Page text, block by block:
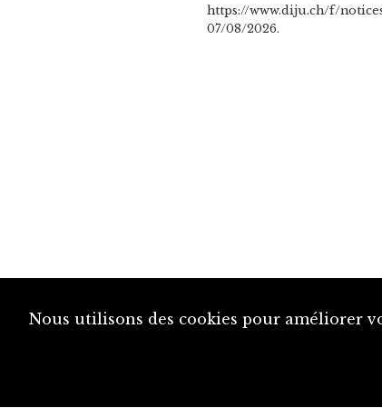
https://www.diju.ch/f/
07/08/2026.
Nous utilisons des cookies pour améliorer